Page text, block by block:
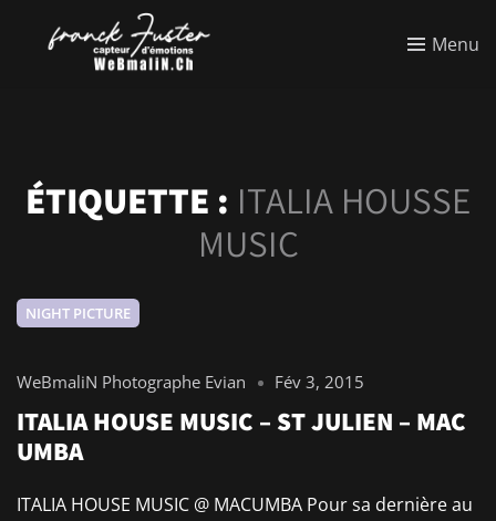
Menu
ÉTIQUETTE : ITALIA HOUSSE
MUSIC
NIGHT PICTURE
WeBmaliN Photographe Evian Fév 3, 2015
ITALIA HOUSE MUSIC – ST JULIEN – MAC
UMBA
ITALIA HOUSE MUSIC @ MACUMBA Pour sa dernière au